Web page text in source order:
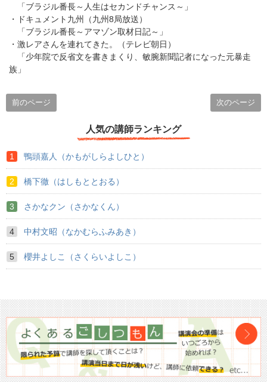
「ブラジル番長～人生はセカンドチャンス～」
・ドキュメント九州（九州8局放送）
「ブラジル番長～アマゾン取材日記～」
・激レアさんを連れてきた。（テレビ朝日）
「少年院で反省文を書きまくり、敏腕新聞記者になった元暴走
族」
前のページ 次のページ
人気の講師ランキング
鴨頭嘉人（かもがしらよしひと）
橋下徹（はしもととおる）
さかなクン（さかなくん）
中村文昭（なかむらふみあき）
櫻井よしこ（さくらいよしこ）